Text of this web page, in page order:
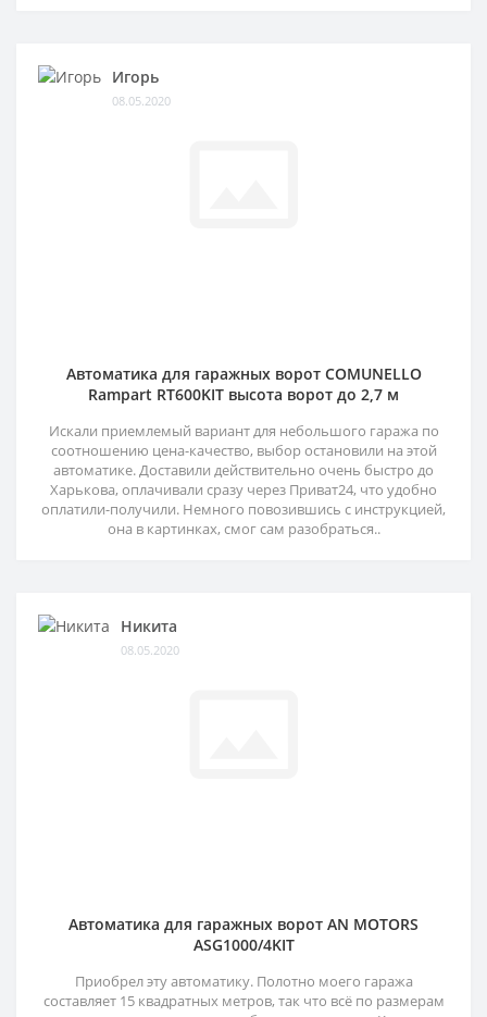
Игорь
08.05.2020
Автоматика для гаражных ворот COMUNELLO
Rampart RT600KIT высота ворот до 2,7 м
Искали приемлемый вариант для небольшого гаража по
соотношению цена-качество, выбор остановили на этой
автоматике. Доставили действительно очень быстро до
Харькова, оплачивали сразу через Приват24, что удобно
оплатили-получили. Немного повозившись с инструкцией,
она в картинках, смог сам разобраться..
Никита
08.05.2020
Автоматика для гаражных ворот AN MOTORS
ASG1000/4KIT
Приобрел эту автоматику. Полотно моего гаража
составляет 15 квадратных метров, так что всё по размерам